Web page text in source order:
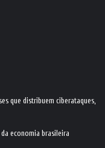
que distribuem ciberataques,
economia brasileira